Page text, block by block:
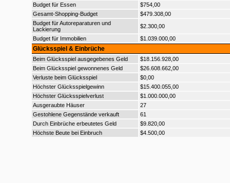
Budget für Essen
$754,00
Gesamt-Shopping-Budget
$479.308,00
Budget für Autoreparaturen und
Lackierung
$2.300,00
Budget für Immobilien
$1.039.000,00
Glücksspiel & Einbrüche
Beim Glücksspiel ausgegebenes Geld
$18.156.928,00
Beim Glücksspiel gewonnenes Geld
$26.608.662,00
Verluste beim Glücksspiel
$0,00
Höchster Glücksspielgewinn
$15.400.055,00
Höchster Glücksspielverlust
$1.000.000,00
Ausgeraubte Häuser
27
Gestohlene Gegenstände verkauft
61
Durch Einbrüche erbeutetes Geld
$9.820,00
Höchste Beute bei Einbruch
$4.500,00